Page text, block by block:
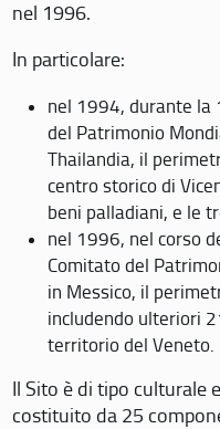
nel 1996.
In particolare:
nel 1994, durante la
del Patrimonio
Thailandia, il
centro storico di
beni palladiani, e le
nel 1996, nel corso
Comitato del
in Messico, il
includendo ulteriori
territorio del Veneto.
Il Sito è di tipo culturale
costituito da 25